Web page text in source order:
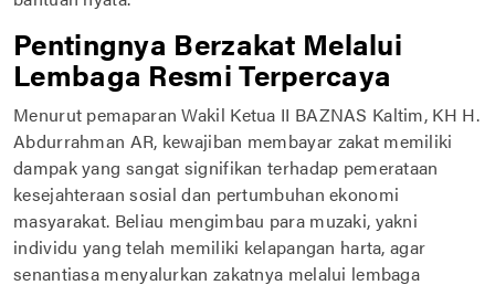
Pentingnya Berzakat Melalui
Lembaga Resmi Terpercaya
Menurut pemaparan Wakil Ketua II BAZNAS Kaltim, KH H.
Abdurrahman AR, kewajiban membayar zakat memiliki
dampak yang sangat signifikan terhadap pemerataan
kesejahteraan sosial dan pertumbuhan ekonomi
masyarakat. Beliau mengimbau para muzaki, yakni
individu yang telah memiliki kelapangan harta, agar
senantiasa menyalurkan zakatnya melalui lembaga